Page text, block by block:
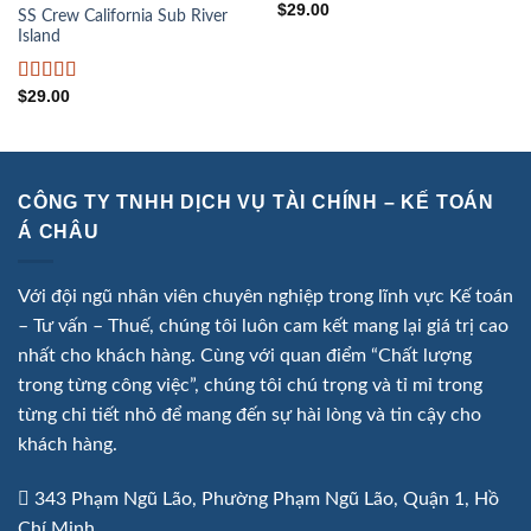
SS Crew California Sub River
Island
Rated
$29.00
$29.00
CÔNG TY TNHH DỊCH VỤ TÀI CHÍNH – KẾ TOÁN
Á CHÂU
Với đội ngũ nhân viên chuyên nghiệp trong lĩnh vực Kế toán
– Tư vấn – Thuế, chúng tôi luôn cam kết mang lại giá trị cao
nhất cho khách hàng. Cùng với quan điểm “Chất lượng
trong từng công việc”, chúng tôi chú trọng và tỉ mỉ trong
từng chi tiết nhỏ để mang đến sự hài lòng và tin cậy cho
khách hàng.
343 Phạm Ngũ Lão, Phường Phạm Ngũ Lão, Quận 1, Hồ